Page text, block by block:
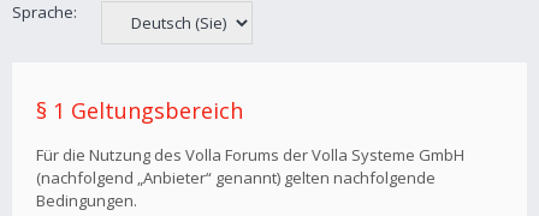
Sprache:
§ 1 Geltungsbereich
Für die Nutzung des Volla Forums der Volla Systeme GmbH
(nachfolgend „Anbieter“ genannt) gelten nachfolgende
Bedingungen.